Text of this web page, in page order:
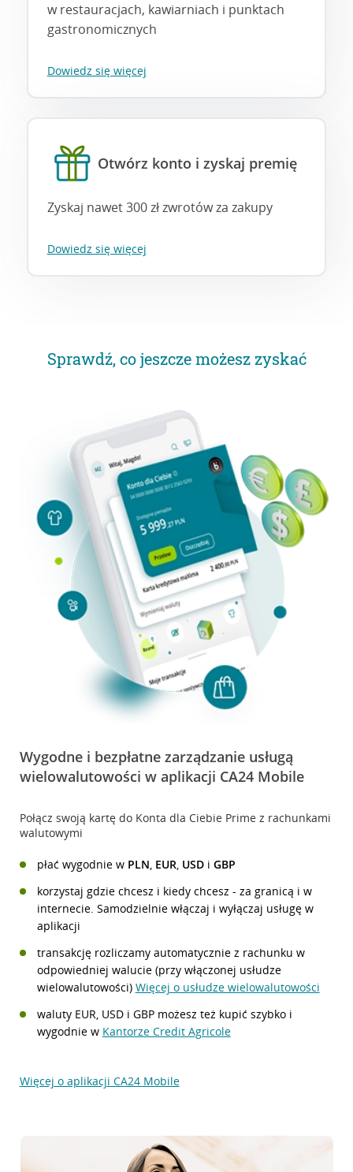
w restauracjach, kawiarniach i punktach
gastronomicznych
Dowiedz się więcej
Otwórz konto i zyskaj premię
Zyskaj nawet 300 zł zwrotów za zakupy
Dowiedz się więcej
Sprawdź, co jeszcze możesz zyskać
Wygodne i bezpłatne zarządzanie usługą
wielowalutowości w aplikacji CA24 Mobile
Połącz swoją kartę do Konta dla Ciebie Prime z rachunkami
walutowymi
płać wygodnie w PLN EUR USDi GBP
korzystaj gdzie chcesz i kiedy chcesz - za granicą i w
internecie. Samodzielnie włączaj i wyłączaj usługę w
aplikacji
transakcję rozliczamy automatycznie z rachunku w
odpowiedniej walucie (przy włączonej usłudze
wielowalutowości) Więcej o usłudze wielowalutowości
waluty EUR, USD i GBP możesz też kupić szybko i
wygodnie w Kantorze Credit Agricole
Więcej o aplikacji CA24 Mobile